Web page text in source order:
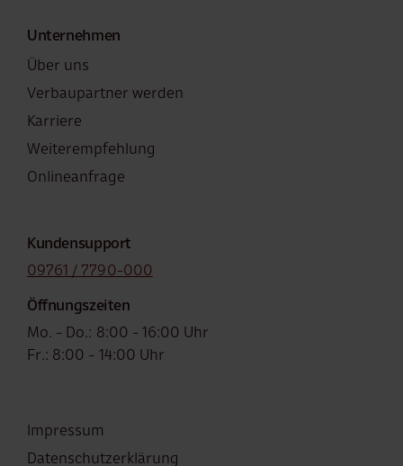
Unternehmen
Über uns
Verbaupartner werden
Karriere
Weiterempfehlung
Onlineanfrage
Kundensupport
09761 / 7790-000
Öffnungszeiten
Mo. - Do.: 8:00 - 16:00 Uhr
Fr.: 8:00 - 14:00 Uhr
Fußzeile
Impressum
Datenschutzerklärung